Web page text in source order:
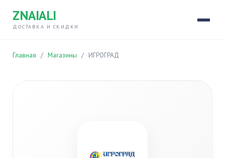
ZNAIALI
ДОСТАВКА И СКИДКИ
Главная / Магазины / ИГРОГРАД